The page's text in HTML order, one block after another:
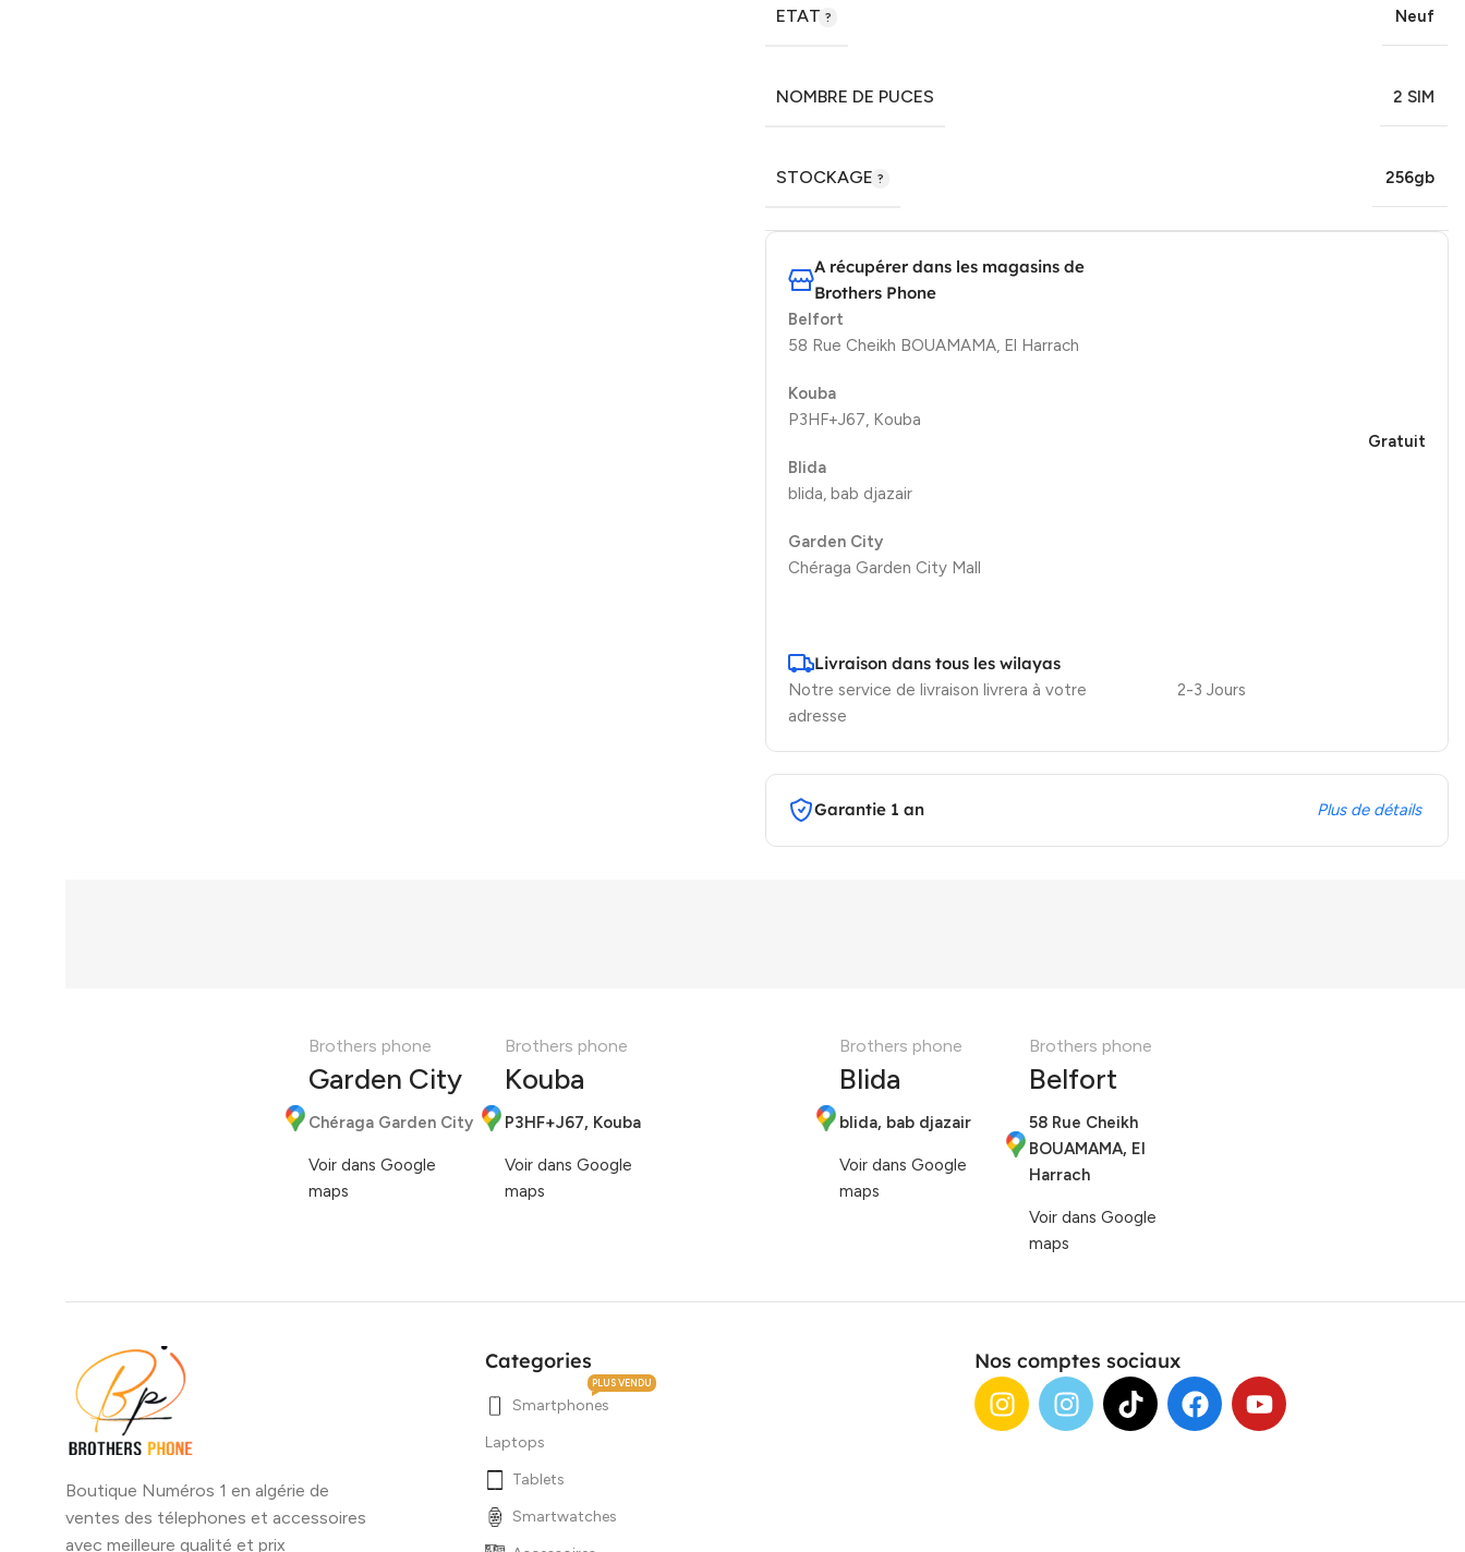
ETAT Neuf
NOMBRE DE PUCES 2 SIM
STOCKAGE 256gb
A récupérer dans les magasins de
Brothers Phone
Belfort
58 Rue Cheikh BOUAMAMA, El Harrach
Kouba
P3HF+J67, Kouba
Blida
blida, bab djazair
Garden City
Chéraga Garden City Mall
Gratuit
Livraison dans tous les wilayas
Notre service de livraison livrera à votre
adresse
2-3 Jours
Garantie 1 an Plus de détails
Brothers phone
Garden City
Chéraga Garden City
Voir dans Google
maps
Brothers phone
Kouba
P3HF+J67, Kouba
Voir dans Google
maps
Brothers phone
Blida
blida, bab djazair
Voir dans Google
maps
Brothers phone
Belfort
58 Rue Cheikh
BOUAMAMA, El
Harrach
Voir dans Google
maps
Boutique Numéros 1 en algérie de
ventes des télephones et accessoires
avec meilleure qualité et prix
Categories
Smartphones
PLUS VENDU
Laptops
Tablets
Smartwatches
Nos comptes sociaux